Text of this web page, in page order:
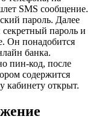
SMS сообщение.
пароль. Далее
пароль и
Он понадобится
банка.
пин-код, после
содержится
кабинету открыт.